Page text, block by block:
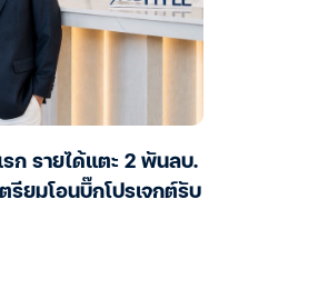
ก รายได้แตะ 2 พันลบ.
รียมโอนบิ๊กโปรเจกต์รับ